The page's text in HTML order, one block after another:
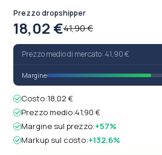
Prezzo dropshipper
18,02 €41,90 €
Prezzo medio di mercato: 41,90 €
Margine
Costo:18,02 €
Prezzo medio:41,90 €
Margine sul prezzo:+57%
Markup sul costo:+132.6%